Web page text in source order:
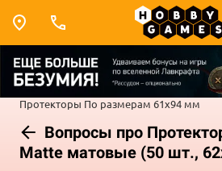
Протекторы По размерам 61x94 мм
Вопросы про
Matte матовые (50 шт.,